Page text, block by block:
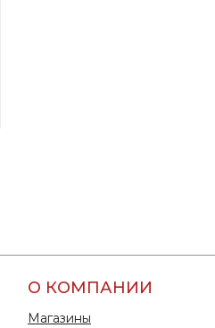
О КОМПАНИИ
Магазины